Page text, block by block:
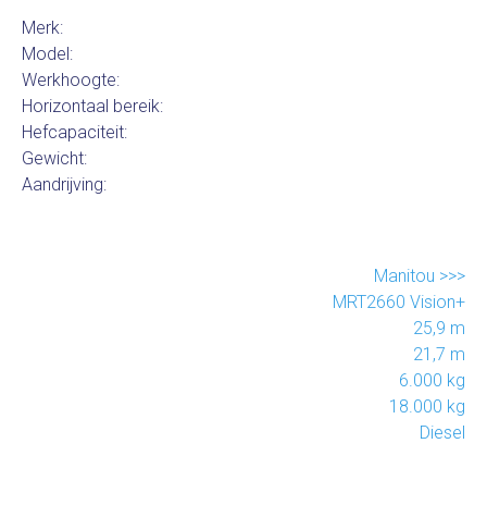
Merk:
Model:
Werkhoogte:
Horizontaal bereik:
Hefcapaciteit:
Gewicht:
Aandrijving:
Manitou >>>
MRT2660 Vision+
25,9 m
21,7 m
6.000 kg
18.000 kg
Diesel